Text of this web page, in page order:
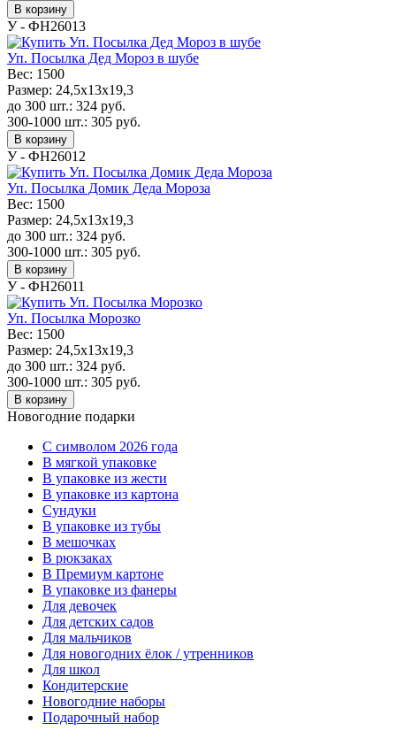
В корзину
У - ФН26013
Уп. Посылка Дед Мороз в шубе
Вес: 1500
Размер: 24,5x13x19,3
до 300 шт.: 324 руб.
300-1000 шт.: 305 руб.
В корзину
У - ФН26012
Уп. Посылка Домик Деда Мороза
Вес: 1500
Размер: 24,5x13x19,3
до 300 шт.: 324 руб.
300-1000 шт.: 305 руб.
В корзину
У - ФН26011
Уп. Посылка Морозко
Вес: 1500
Размер: 24,5x13x19,3
до 300 шт.: 324 руб.
300-1000 шт.: 305 руб.
В корзину
Новогодние подарки
C символом 2026 года
В мягкой упаковке
В упаковке из жести
В упаковке из картона
Сундуки
В упаковке из тубы
В мешочках
В рюкзаках
В Премиум картоне
В упаковке из фанеры
Для девочек
Для детских садов
Для мальчиков
Для новогодних ёлок / утренников
Для школ
Кондитерские
Новогодние наборы
Подарочный набор